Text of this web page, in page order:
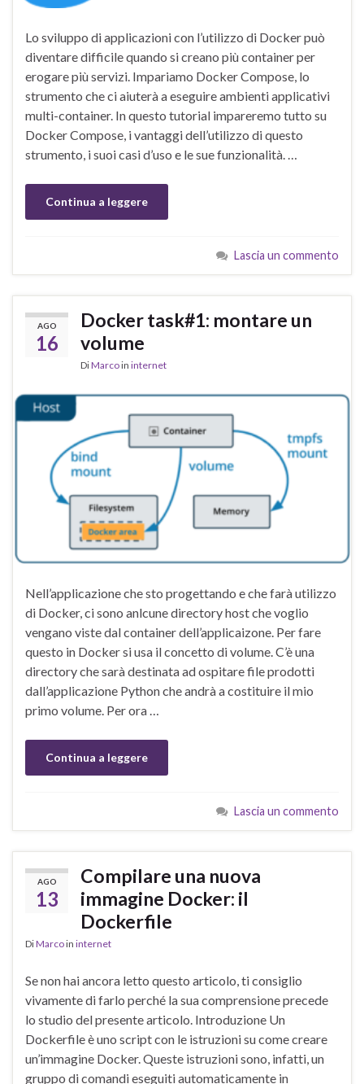
Lo sviluppo di applicazioni con l’utilizzo di Docker può
diventare difficile quando si creano più container per
erogare più servizi. Impariamo Docker Compose, lo
strumento che ci aiuterà a eseguire ambienti applicativi
multi-container. In questo tutorial impareremo tutto su
Docker Compose, i vantaggi dell’utilizzo di questo
strumento, i suoi casi d’uso e le sue funzionalità. …
Continua a leggere
Lascia un commento
AGO
16
Docker task#1: montare un
volume
DiMarcoin internet
Nell’applicazione che sto progettando e che farà utilizzo
di Docker, ci sono anlcune directory host che voglio
vengano viste dal container dell’applicaizone. Per fare
questo in Docker si usa il concetto di volume. C’è una
directory che sarà destinata ad ospitare file prodotti
dall’applicazione Python che andrà a costituire il mio
primo volume. Per ora …
Continua a leggere
Lascia un commento
AGO
13
Compilare una nuova
immagine Docker: il
Dockerfile
DiMarcoin internet
Se non hai ancora letto questo articolo, ti consiglio
vivamente di farlo perché la sua comprensione precede
lo studio del presente articolo. Introduzione Un
Dockerfile è uno script con le istruzioni su come creare
un’immagine Docker. Queste istruzioni sono, infatti, un
gruppo di comandi eseguiti automaticamente in